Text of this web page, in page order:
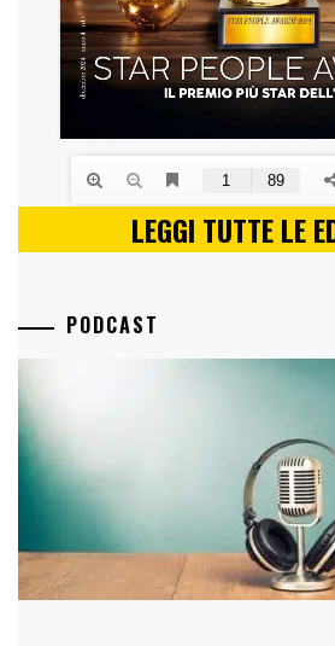
LEGGI TUTTE LE
PODCAST